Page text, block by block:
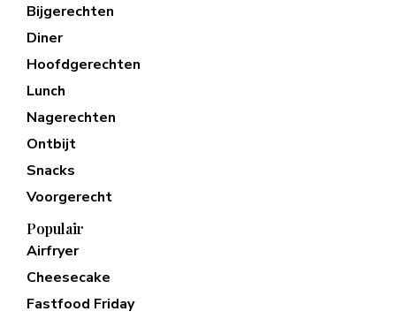
Bijgerechten
Diner
Hoofdgerechten
Lunch
Nagerechten
Ontbijt
Snacks
Voorgerecht
Populair
Airfryer
Cheesecake
Fastfood Friday